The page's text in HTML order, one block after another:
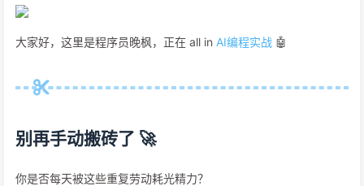
大家好，这里是程序员晚枫，正在 all in AI编程实战 🤖
别再手动搬砖了 🚀
你是否每天被这些重复劳动耗光精力？